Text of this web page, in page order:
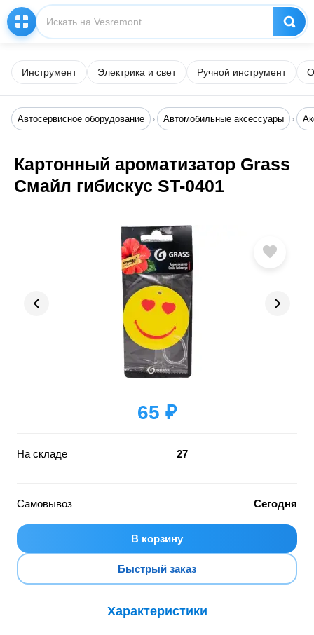
Инструмент Электрика и свет Ручной инструмент
Автосервисное оборудование Автомобильные аксессуары
Картонный ароматизатор Grass
Смайл гибискус ST-0401
65 ₽
На складе 27
Самовывоз Сегодня
В корзину
Быстрый заказ
Характеристики